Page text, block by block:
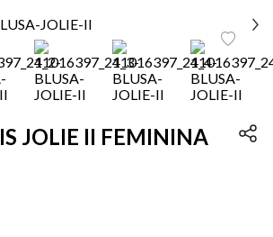
JOLIE II FEMININA